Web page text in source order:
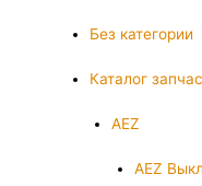
Без категории
Каталог
AEZ
AEZ